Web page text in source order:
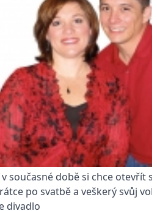
současné době si chce otevřít
po svatbě a veškerý svůj
divadlo